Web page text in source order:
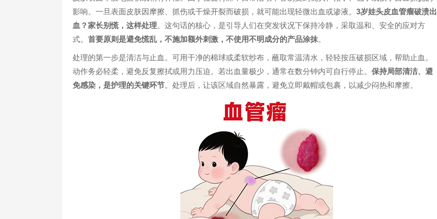
影响。一旦表面皮肤因摩擦、抓伤或干燥开裂而破损，就可能出现轻微出血或渗液。 3岁娃头皮血管瘤破溃出
血？家长别慌，这样处理。这句话的核心，是引导人们在突发状况下保持冷静，采取温和、安全的应对方
式。 首要原则是避免慌乱，不施加额外刺激，不使用不明成分的产品涂抹。
处理的第一步是清洁与止血。可用干净的棉球或柔软纱布，蘸取常温清水，轻轻按压破损区域，帮助止血。
动作务必轻柔，避免反复擦拭或用力压迫。若出血量极少，通常在数分钟内可自行停止。 保持局部清洁、避
免感染，是护理的关键环节。处理后，让该区域自然暴露，避免立即戴帽或包裹，以减少闷热和摩擦。